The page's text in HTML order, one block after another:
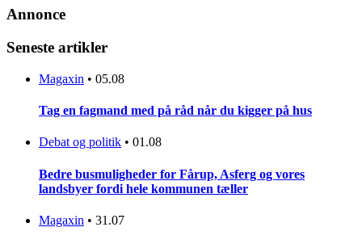
Annonce
Seneste artikler
Magaxin • 05.08
Tag en fagmand med på råd når du kigger på hus
Debat og politik • 01.08
Bedre busmuligheder for Fårup, Asferg og vores
landsbyer fordi hele kommunen tæller
Magaxin • 31.07